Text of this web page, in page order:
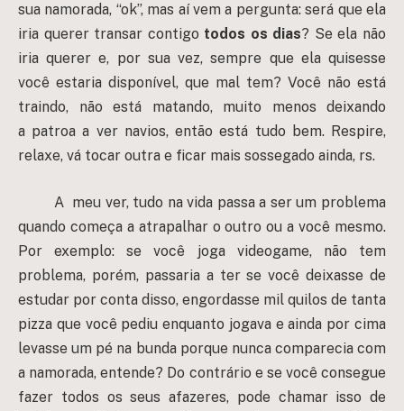
sua namorada, “ok”, mas aí vem a pergunta: será que ela
iria querer transar contigo todos os dias? Se ela não
iria querer e, por sua vez, sempre que ela quisesse
você estaria disponível, que mal tem? Você não está
traindo, não está matando, muito menos deixando
a patroa a ver navios, então está tudo bem. Respire,
relaxe, vá tocar outra e ficar mais sossegado ainda, rs.
A meu ver, tudo na vida passa a ser um problema
quando começa a atrapalhar o outro ou a você mesmo.
Por exemplo: se você joga videogame, não tem
problema, porém, passaria a ter se você deixasse de
estudar por conta disso, engordasse mil quilos de tanta
pizza que você pediu enquanto jogava e ainda por cima
levasse um pé na bunda porque nunca comparecia com
a namorada, entende? Do contrário e se você consegue
fazer todos os seus afazeres, pode chamar isso de